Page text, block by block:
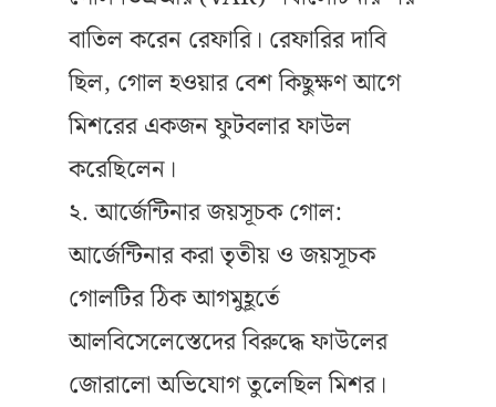
বাতিল করেন রেফারি। রেফারির দাবি
ছিল, গোল হওয়ার বেশ কিছুক্ষণ আগে
মিশরের একজন ফুটবলার ফাউল
করেছিলেন।
২. আর্জেন্টিনার জয়সূচক গোল:
আর্জেন্টিনার করা তৃতীয় ও জয়সূচক
গোলটির ঠিক আগমুহূর্তে
আলবিসেলেস্তেদের বিরুদ্ধে ফাউলের
জোরালো অভিযোগ তুলেছিল মিশর।